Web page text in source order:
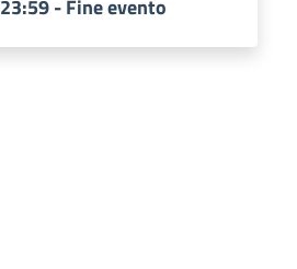
23:59 - Fine evento